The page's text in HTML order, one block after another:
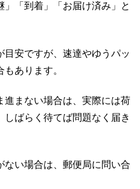
「到着」「お届け済み」と
安ですが、速達やゆうパッ
あります。
進まない場合は、実際には荷
ばらく待てば問題なく届き
ない場合は、郵便局に問い合